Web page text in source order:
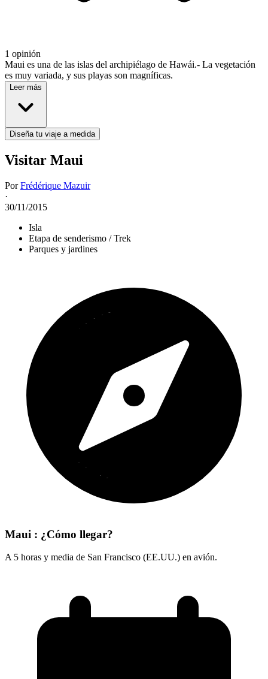
1 opinión
Maui es una de las islas del archipiélago de Hawái.- La vegetación
es muy variada, y sus playas son magníficas.
Leer más
Diseña tu viaje a medida
Visitar Maui
PorFrédérique Mazuir
·
30/11/2015
Isla
Etapa de senderismo / Trek
Parques y jardines
Maui : ¿Cómo llegar?
A 5 horas y media de San Francisco (EE.UU.) en avión.